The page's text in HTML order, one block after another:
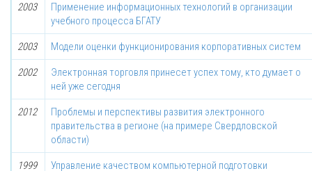
2003
Применение информационных технологий в организации
учебного процесса БГАТУ
2003 Модели оценки функционирования корпоративных систем
2002
Электронная торговля принесет успех тому, кто думает о
ней уже сегодня
2012
Проблемы и перспективы развития электронного
правительства в регионе (на примере Свердловской
области)
1999 Управление качеством компьютерной подготовки